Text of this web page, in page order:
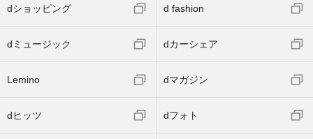
dショッピング d fashion
dミュージック dカーシェア
Lemino dマガジン
dヒッツ dフォト